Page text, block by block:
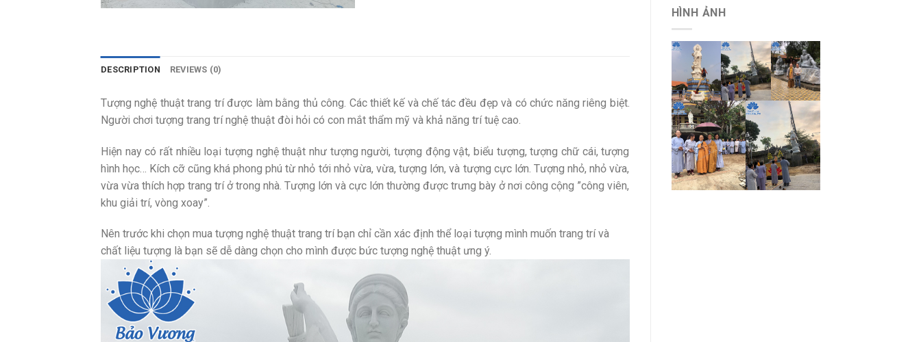
HÌNH ẢNH
DESCRIPTION REVIEWS (0)
Tượng nghệ thuật trang trí được làm bằng thủ công. Các thiết kế và chế tác đều đẹp và có chức năng riêng biệt.
Người chơi tượng trang trí nghệ thuật đòi hỏi có con mắt thẩm mỹ và khả năng trí tuệ cao.
Hiện nay có rất nhiều loại tượng nghệ thuật như tượng người, tượng động vật, biểu tượng, tượng chữ cái, tượng
hình học… Kích cỡ cũng khá phong phú từ nhỏ tới nhỏ vừa, vừa, tượng lớn, và tượng cực lớn. Tượng nhỏ, nhỏ vừa,
vừa vừa thích hợp trang trí ở trong nhà. Tượng lớn và cực lớn thường được trưng bày ở nơi công cộng ”công viên,
khu giải trí, vòng xoay”.
Nên trước khi chọn mua tượng nghệ thuật trang trí bạn chỉ cần xác định thể loại tượng mình muốn trang trí và
chất liệu tượng là bạn sẽ dễ dàng chọn cho mình được bức tượng nghệ thuật ưng ý.